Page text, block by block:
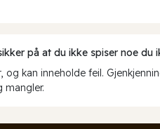
på at du ikke spiser noe du
kan inneholde feil.
mangler.